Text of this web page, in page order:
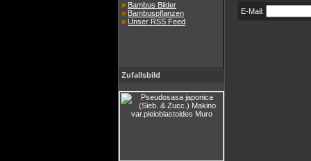
» Bambus Bilder
» Bambuspflanzen
» Unser RSS Feed
Zufallsbild
E-Mail: